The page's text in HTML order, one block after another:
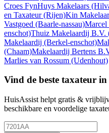
Croes FynHuys Makelaars
en Taxateur(Rijen)Kin
Vastgoed (Baarle-nassau)Marcel
enschot)Thuiz Makelaardij B.V.
Makelaardij (Berkel-enschot)
(Chaam)Makelaardij Bertens
Marlies van Rossum (Udenhout)
Vind de beste taxateur
HuisAssist helpt gratis &
beschikbare en voordelige